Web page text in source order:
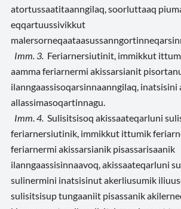
atortussaatitaanngilaq, soorluttaaq
eqqartuussivikkut
Imm. 3. Feriarnersiutinit, immikkut
aamma feriarnermi akissarsianit
ilanngaassisoqarsinnaanngilaq, inatsisini
allassimasoqartinnagu.
Imm. 4. Sulisitsisoq akissaateqarluni
feriarnersiutinik, immikkut ittumik
feriarnermi akissarsianik pisassarisaanik
ilanngaassisinnaavoq, akissaateqarluni
sulinermini inatsisinut akerliusumik
sulisitsisup tungaaniit pisassanik